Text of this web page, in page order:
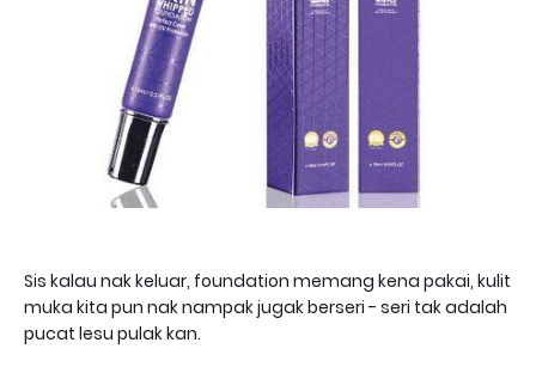
Sis kalau nak keluar, foundation memang kena pakai, kulit
muka kita pun nak nampak jugak berseri - seri tak adalah
pucat lesu pulak kan.